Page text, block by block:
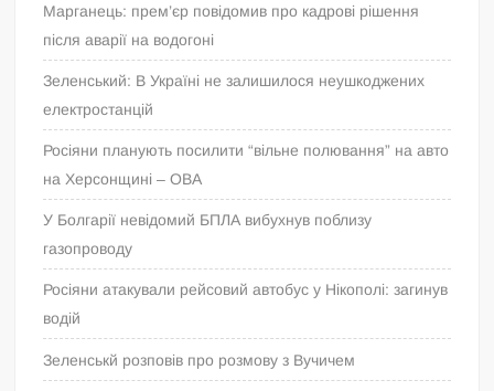
Марганець: прем’єр повідомив про кадрові рішення
після аварії на водогоні
Зеленський: В Україні не залишилося неушкоджених
електростанцій
Росіяни планують посилити “вільне полювання” на авто
на Херсонщині – ОВА
У Болгарії невідомий БПЛА вибухнув поблизу
газопроводу
Росіяни атакували рейсовий автобус у Нікополі: загинув
водій
Зеленськй розповів про розмову з Вучичем